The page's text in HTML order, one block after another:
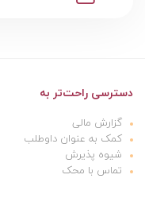
دسترسی راحت‌تر به
گزارش مالی
کمک به عنوان داوطلب
شیوه پذیرش
تماس با محک